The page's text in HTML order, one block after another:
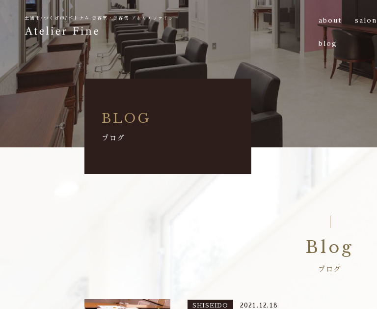
土浦市/つくば市/ベトナム美容室・美容院 アトリエファイン about salon
blog
BLOG
ブログ
Blog
ブログ
SHISEIDO 2021.12.18